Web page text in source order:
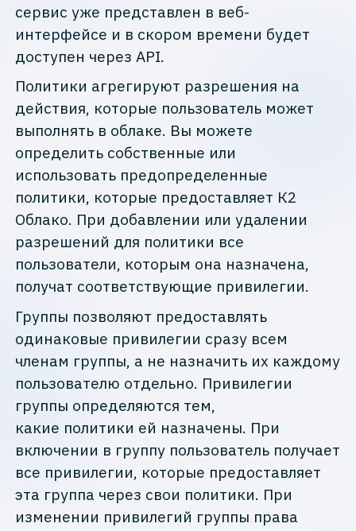
сервис уже представлен в веб-
интерфейсе и в скором времени будет
доступен через API.
Политики агрегируют разрешения на
действия, которые пользователь может
выполнять в облаке. Вы можете
определить собственные или
использовать предопределенные
политики, которые предоставляет К2
Облако. При добавлении или удалении
разрешений для политики все
пользователи, которым она назначена,
получат соответствующие привилегии.
Группы позволяют предоставлять
одинаковые привилегии сразу всем
членам группы, а не назначить их каждому
пользователю отдельно. Привилегии
группы определяются тем,
какие политики ей назначены. При
включении в группу пользователь получает
все привилегии, которые предоставляет
эта группа через свои политики. При
изменении привилегий группы права